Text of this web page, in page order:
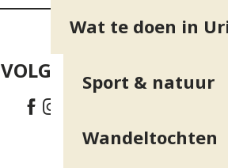
Wat te doen in
Sport & natuur
Wandeltochten
VOLG ONS!